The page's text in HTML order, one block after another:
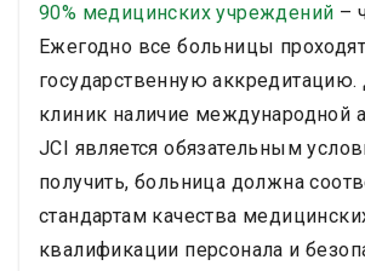
90% медицинских учреждений –
Ежегодно все больницы проходят
государственную
клиник наличие международной
JCI является обязательным
получить, больница должна
стандартам качества
квалификации персонала и